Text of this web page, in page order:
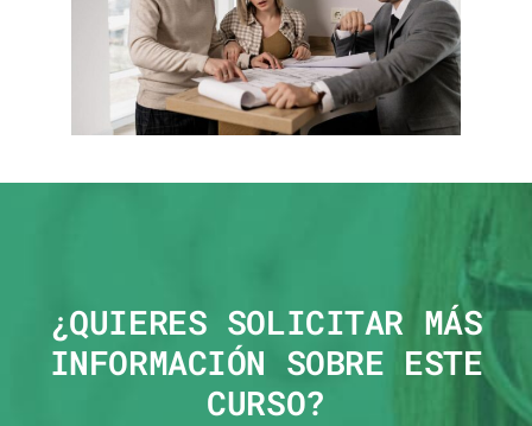
¿QUIERES SOLICITAR MÁS
INFORMACIÓN SOBRE ESTE
CURSO?